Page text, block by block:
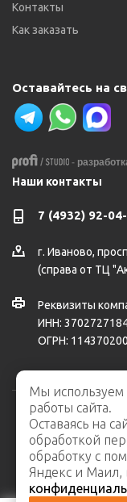
Контакты
Как заказать
Оставайтесь на
-
Наши контакты
7 (4932) 92-
г. Иваново,
(справа от ТЦ
Реквизиты
ИНН:
ОГРН:
2026 © ООО
Мы
работы сайта.
Оставаясь на
обработкой
обработку с
Яндекс и Маил,